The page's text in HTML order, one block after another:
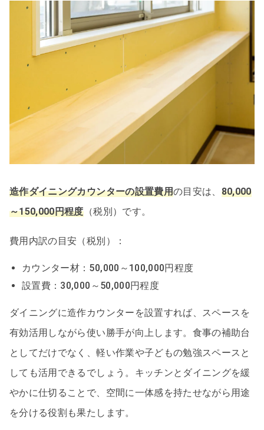
造作ダイニングカウンターの設置費用の目安は、 80,000
～150,000円程度（税別）です。
費用内訳の目安（税別）：
カウンター材：50,000～100,000円程度
設置費：30,000～50,000円程度
ダイニングに造作カウンターを設置すれば、スペースを
有効活用しながら使い勝手が向上します。食事の補助台
としてだけでなく、軽い作業や子どもの勉強スペースと
しても活用できるでしょう。キッチンとダイニングを緩
やかに仕切ることで、空間に一体感を持たせながら用途
を分ける役割も果たします。